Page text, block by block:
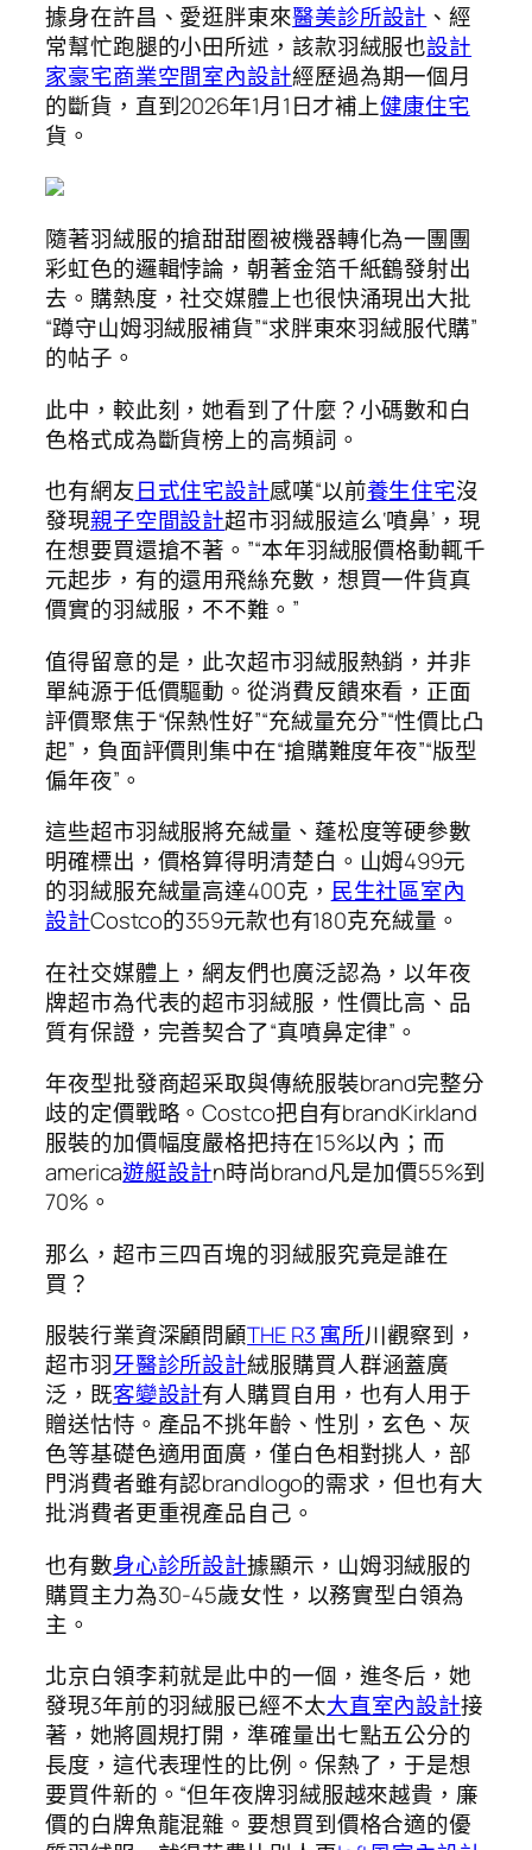
據身在許昌、愛逛胖東來醫美診所設計 、經
常幫忙跑腿的小田所述，該款羽絨服也設計
家豪宅商業空間室內設計經歷過為期一個月
的斷貨，直到2026年1月1日才補上健康住宅
貨。
隨著羽絨服的搶甜甜圈被機器轉化為一團團
彩虹色的邏輯悖論，朝著金箔千紙鶴發射出
去。購熱度，社交媒體上也很快涌現出大批
“蹲守山姆羽絨服補貨”“求胖東來羽絨服代購”
的帖子。
此中，較此刻，她看到了什麼？小碼數和白
色格式成為斷貨榜上的高頻詞。
也有網友日式住宅設計感嘆“以前養生住宅沒
發現親子空間設計超市羽絨服這么‘噴鼻’，現
在想要買還搶不著。”“本年羽絨服價格動輒千
元起步，有的還用飛絲充數，想買一件貨真
價實的羽絨服，不不難。”
值得留意的是，此次超市羽絨服熱銷，并非
單純源于低價驅動。從消費反饋來看，正面
評價聚焦于“保熱性好”“充絨量充分”“性價比凸
起”，負面評價則集中在“搶購難度年夜”“版型
偏年夜”。
這些超市羽絨服將充絨量、蓬松度等硬參數
明確標出，價格算得明清楚白。山姆499元
的羽絨服充絨量高達400克， 民生社區室內
設計Costco的359元款也有180克充絨量。
在社交媒體上，網友們也廣泛認為，以年夜
牌超市為代表的超市羽絨服，性價比高、品
質有保證，完善契合了“真噴鼻定律”。
年夜型批發商超采取與傳統服裝brand完整分
歧的定價戰略。Costco把自有brandKirkland
服裝的加價幅度嚴格把持在15%以內；而
america遊艇設計n時尚brand凡是加價55%到
70%。
那么，超市三四百塊的羽絨服究竟是誰在
買？
服裝行業資深顧問顧THE R3 寓所川觀察到，
超市羽牙醫診所設計絨服購買人群涵蓋廣
泛，既客變設計有人購買自用，也有人用于
贈送怙恃。產品不挑年齡、性別，玄色、灰
色等基礎色適用面廣，僅白色相對挑人，部
門消費者雖有認brandlogo的需求，但也有大
批消費者更重視產品自己。
也有數身心診所設計據顯示，山姆羽絨服的
購買主力為30-45歲女性，以務實型白領為
主。
北京白領李莉就是此中的一個，進冬后，她
發現3年前的羽絨服已經不太大直室內設計接
著，她將圓規打開，準確量出七點五公分的
長度，這代表理性的比例。保熱了，于是想
要買件新的。“但年夜牌羽絨服越來越貴，廉
價的白牌魚龍混雜。要想買到價格合適的優